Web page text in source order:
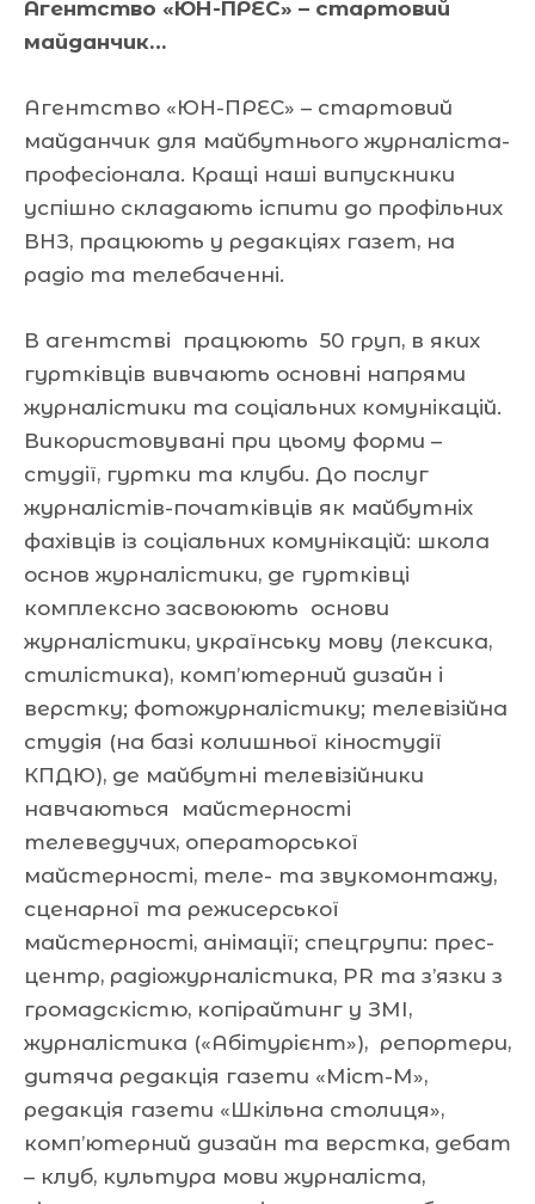
Агентство «ЮН-ПРЕС» – стартовий
майданчик…
Агентство «ЮН-ПРЕС» – стартовий
майданчик для майбутнього журналіста-
професіонала. Кращі наші випускники
успішно складають іспити до профільних
ВНЗ, працюють у редакціях газет, на
радіо та телебаченні.
В агентстві працюють 50 груп, в яких
гуртківців вивчають основні напрями
журналістики та соціальних комунікацій.
Використовувані при цьому форми –
студії, гуртки та клуби. До послуг
журналістів-початківців як майбутніх
фахівців із соціальних комунікацій: школа
основ журналістики, де гуртківці
комплексно засвоюють основи
журналістики, українську мову (лексика,
стилістика), комп’ютерний дизайн і
верстку; фотожурналістику; телевізійна
студія (на базі колишньої кіностудії
КПДЮ), де майбутні телевізійники
навчаються майстерності
телеведучих, операторської
майстерності, теле- та звукомонтажу,
сценарної та режисерської
майстерності, анімації; спецгрупи: прес-
центр, радіожурналістика, PR та з’язки з
громадскістю, копірайтинг у ЗМІ,
журналістика («Абітурієнт»), репортери,
дитяча редакція газети «Міст-М»,
редакція газети «Шкільна столиця»,
комп’ютерний дизайн та верстка, дебат
– клуб, культура мови журналіста,